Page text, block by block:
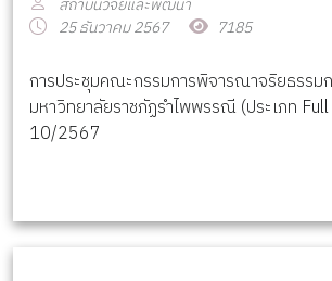
25 ธันวาคม 2567
7185
การประชุมคณะกรรมการพิจารณาจริยธรรม
มหาวิทยาลัยราชภัฏรำไพพรรณี (ประเภท
10/2567